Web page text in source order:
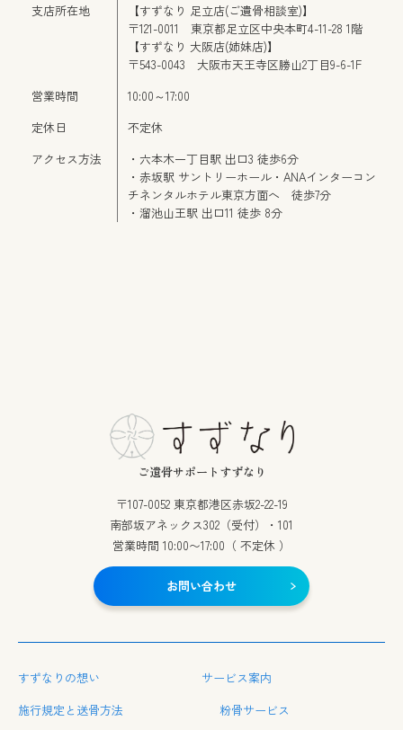
支店所在地
【すずなり 足立店(ご遺骨相談室)】
〒121-0011 東京都足立区中央本町4-11-28 1階
【すずなり 大阪店(姉妹店)】
〒543-0043 大阪市天王寺区勝山2丁目9-6-1F
営業時間
10:00～17:00
定休日
不定休
アクセス方法
・六本木一丁目駅 出口3 徒歩6分
・赤坂駅 サントリーホール・ANAインターコン
チネンタルホテル東京方面へ 徒歩7分
・溜池山王駅 出口11 徒歩 8分
ご遺骨サポートすずなり
〒107-0052 東京都港区赤坂2-22-19
南部坂アネックス302（受付）・101
営業時間 10:00〜17:00（ 不定休 ）
お問い合わせ
すずなりの想い
施行規定と送骨方法
サービス案内
粉骨サービス